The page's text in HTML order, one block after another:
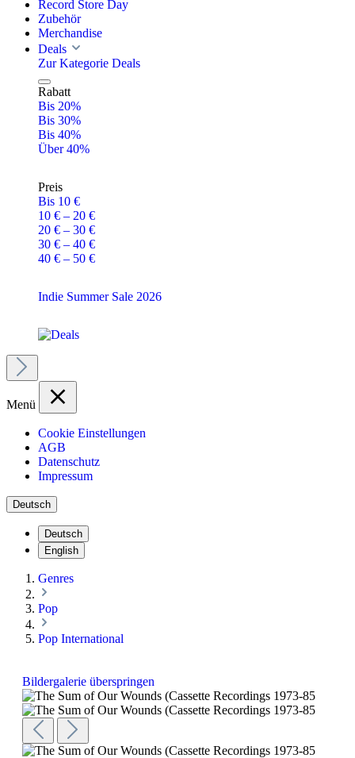
Record Store Day
Zubehör
Merchandise
Deals
Zur Kategorie Deals
Rabatt
Bis 20%
Bis 30%
Bis 40%
Über 40%
Preis
Bis 10 €
10 € – 20 €
20 € – 30 €
30 € – 40 €
40 € – 50 €
Indie Summer Sale 2026
Menü
Cookie Einstellungen
AGB
Datenschutz
Impressum
Deutsch
Deutsch
English
Genres
Pop
Pop International
Bildergalerie überspringen